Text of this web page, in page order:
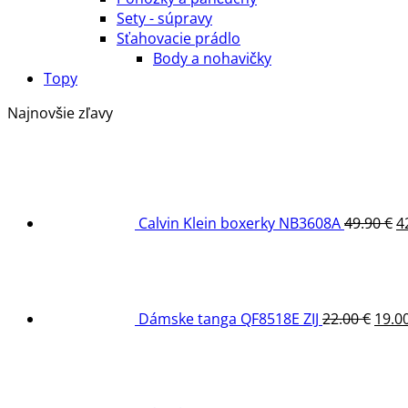
Sety - súpravy
Sťahovacie prádlo
Body a nohavičky
Topy
Najnovšie zľavy
Calvin Klein boxerky NB3608A49.90€
Dámske tanga QF8518E ZIJ 22.00€